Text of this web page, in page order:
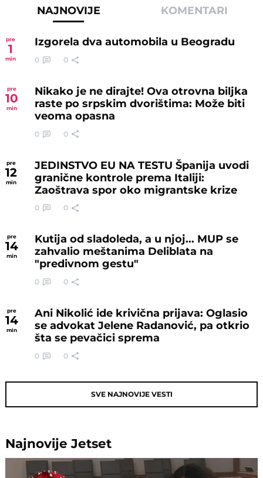
NAJNOVIJE KOMENTARI
pre
1
min
Izgorela dva automobila u Beogradu
0 0
pre
10
min
Nikako je ne dirajte! Ova otrovna biljka
raste po srpskim dvorištima: Može biti
veoma opasna
0 0
pre
12
min
JEDINSTVO EU NA TESTU Španija uvodi
granične kontrole prema Italiji:
Zaoštrava spor oko migrantske krize
0 0
pre
14
min
Kutija od sladoleda, a u njoj... MUP se
zahvalio meštanima Deliblata na
"predivnom gestu"
0 0
pre
14
min
Ani Nikolić ide krivična prijava: Oglasio
se advokat Jelene Radanović, pa otkrio
šta se pevačici sprema
0 0
SVE NAJNOVIJE VESTI
NajnovijeJetset